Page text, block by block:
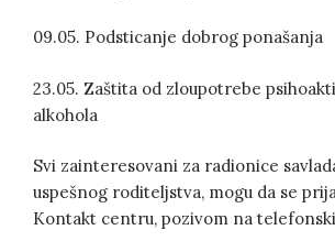
09.05. Podsticanje dobrog ponašanja
23.05. Zaštita od zloupotrebe
alkohola
Svi zainteresovani za radionice
uspešnog roditeljstva, mogu da se
Kontakt centru, pozivom na